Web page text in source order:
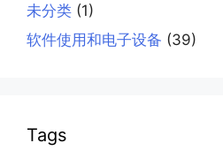
未分类 (1)
软件使用和电子设备 (39)
Tags